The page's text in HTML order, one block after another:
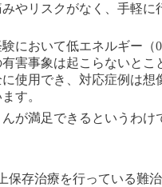
やリスクがなく、手軽に
において低エネルギー（
害事象は起こらないとこ
使用でき、対応症例は想
す。
が満足できるというわけ
保存治療を行っている難